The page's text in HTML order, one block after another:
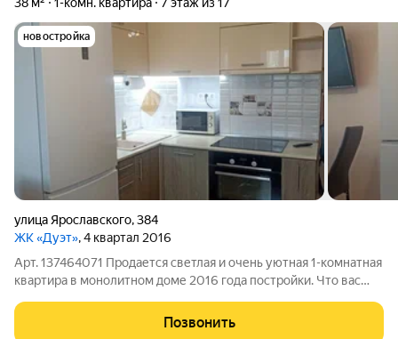
новостройка
улица Ярославского,384
ЖК «Дуэт», 4 квартал 2016
Арт. 137464071 Продается светлая и очень уютная 1-комнатная
квартира в монолитном доме 2016 года постройки. Что вас
отличном состоянии, не требует вложений. Продуманное
пространство: Просторная
Позвонить